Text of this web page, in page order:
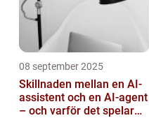
08 september 2025
Skillnaden mellan en AI-
assistent och en AI-agent
– och varför det spelar